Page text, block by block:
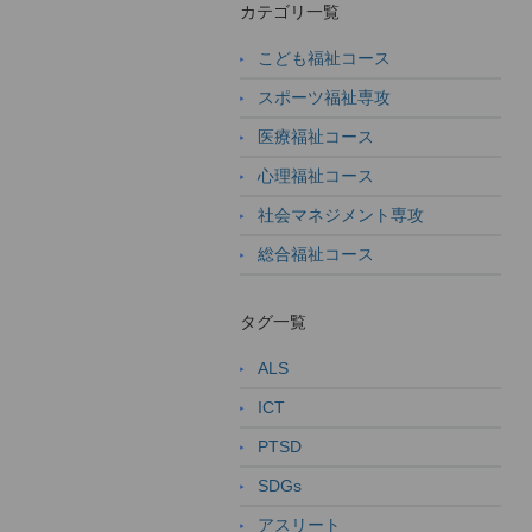
カテゴリ一覧
こども福祉コース
スポーツ福祉専攻
医療福祉コース
心理福祉コース
社会マネジメント専攻
総合福祉コース
タグ一覧
ALS
ICT
PTSD
SDGs
アスリート